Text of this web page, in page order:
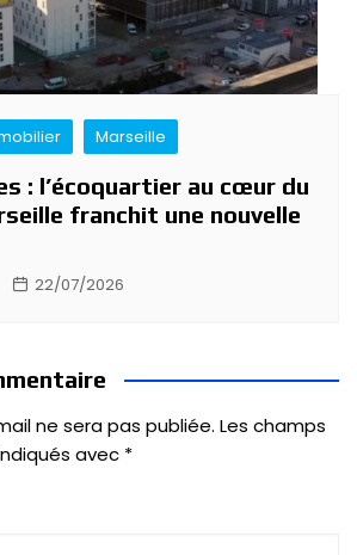
Marseille
: l’écoquartier au cœur du
franchit une nouvelle
22/07/2026
ne sera pas publiée. Les champs
avec *